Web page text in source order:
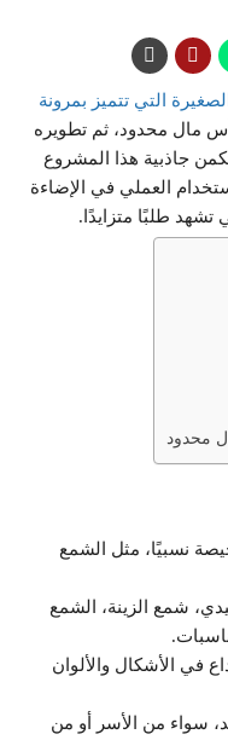
التي تتميز بمرونة
مال محدود، ثم تطويره
جاذبية هذا المشروع
العملي في الإضاءة
تشهد طلبًا متزايدًا.
محدود
نسبيًا، مثل الشمع
شمع الزينة، الشمع
في الأشكال والألوان
سواء من الأسر أو من